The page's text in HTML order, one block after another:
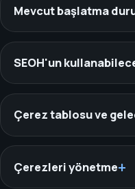
Mevcut başlatma
SEOH'un
Çerez tablosu ve
Çerezleri yönetme